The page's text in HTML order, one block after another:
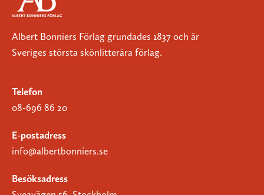
Albert Bonniers Förlag grundades 1837 och är
Sveriges största skönlitterära förlag.
Telefon
08-696 86 20
E-postadress
info@albertbonniers.se
Besöksadress